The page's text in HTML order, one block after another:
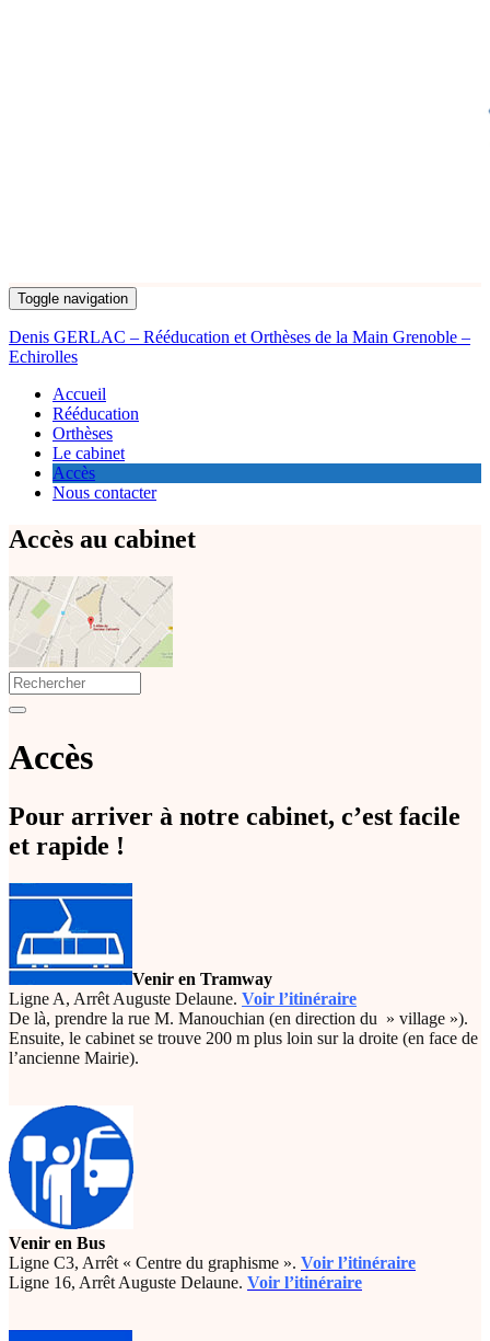
Toggle navigation
Denis GERLAC – Rééducation et Orthèses de la Main Grenoble –
Echirolles
Accueil
Rééducation
Orthèses
Le cabinet
Accès
Nous contacter
Accès au cabinet
Search
for:
Accès
Pour arriver à notre cabinet, c’est facile
et rapide !
Venir en Tramway
Ligne A, Arrêt Auguste Delaune. Voir l’itinéraire
De là, prendre la rue M. Manouchian (en direction du » village »).
Ensuite, le cabinet se trouve 200 m plus loin sur la droite (en face de
l’ancienne Mairie).
Venir en Bus
Ligne C3, Arrêt « Centre du graphisme ». Voir l’itinéraire
Ligne 16, Arrêt Auguste Delaune. Voir l’itinéraire